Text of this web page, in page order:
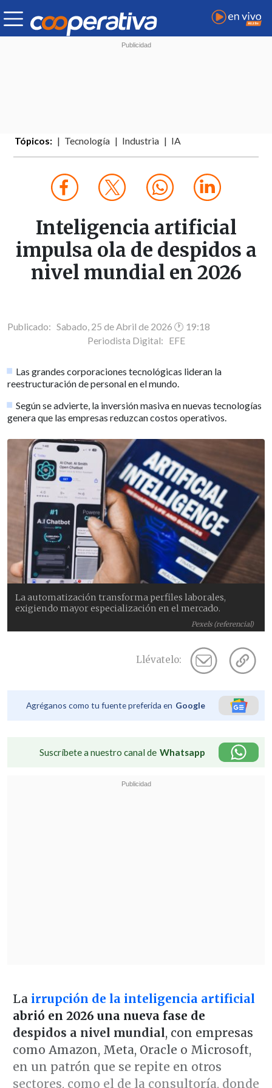
Tópicos: Tecnología Industria IA
Inteligencia artificial
impulsa ola de despidos a
nivel mundial en 2026
Publicado: Sabado, 25 de Abril de 2026 🕐 19:18
Periodista Digital: EFE
Las grandes corporaciones tecnológicas lideran la
reestructuración de personal en el mundo.
Según se advierte, la inversión masiva en nuevas tecnologías
genera que las empresas reduzcan costos operativos.
Pexels (referencial)
La automatización transforma perfiles laborales,
exigiendo mayor especialización en el mercado.
Llévatelo:
Agréganos como tu fuente preferida en Google
Suscríbete a nuestro canal de Whatsapp
La irrupción de la inteligencia artificial
abrió en 2026 una nueva fase de
despidos a nivel mundial, con empresas
como Amazon, Meta, Oracle o Microsoft,
en un patrón que se repite en otros
sectores, como el de la consultoría, donde